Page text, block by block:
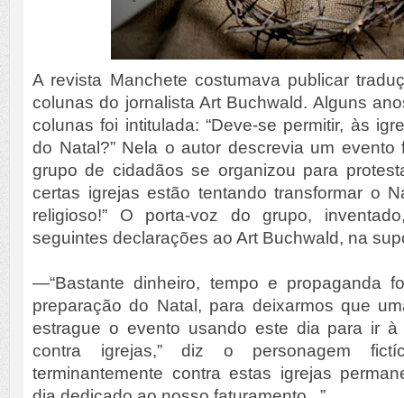
A revista Manchete costumava publicar
colunas do jornalista Art Buchwald. Alguns
colunas foi intitulada: “Deve-se permitir, às
do Natal?” Nela o autor descrevia um evento
grupo de cidadãos se organizou para
certas igrejas estão tentando transformar o
religioso!” O porta-voz do grupo,
seguintes declarações ao Art Buchwald, na
—“Bastante dinheiro, tempo e propaganda
preparação do Natal, para deixarmos que
estrague o evento usando este dia para ir à
contra igrejas,” diz o personagem
terminantemente contra estas igrejas